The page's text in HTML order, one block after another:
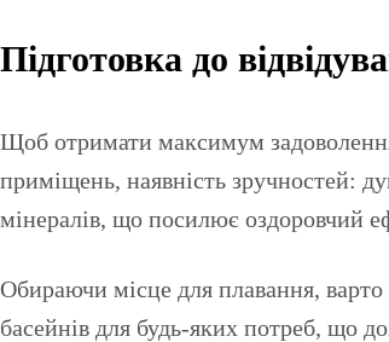
Підготовка до
Щоб отримати максимум задоволення
приміщень, наявність зручностей:
мінералів, що посилює оздоровчий
Обираючи місце для плавання,
басейнів для будь-яких потреб, що